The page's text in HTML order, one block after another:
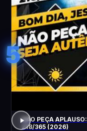
5
NÃO PEÇA
218/365 (2026)